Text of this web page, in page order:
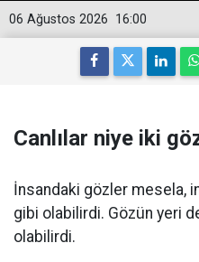
16:00
06 Ağustos 2026
Canlılar niye iki
İnsandaki gözler mesela,
gibi olabilirdi. Gözün yeri
olabilirdi.